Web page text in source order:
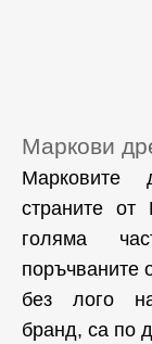
Маркови
Марковите
страните
голяма
поръчваните
без лого
бранд, са по